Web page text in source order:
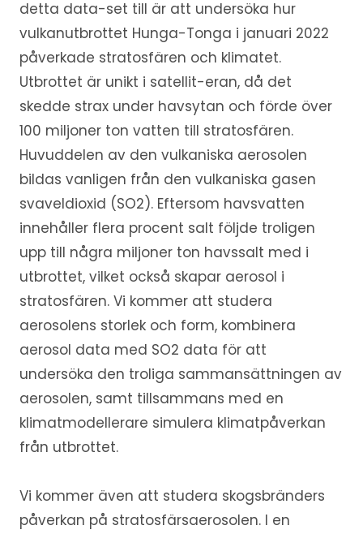
detta data-set till är att undersöka hur
vulkanutbrottet Hunga-Tonga i januari 2022
påverkade stratosfären och klimatet.
Utbrottet är unikt i satellit-eran, då det
skedde strax under havsytan och förde över
100 miljoner ton vatten till stratosfären.
Huvuddelen av den vulkaniska aerosolen
bildas vanligen från den vulkaniska gasen
svaveldioxid (SO2). Eftersom havsvatten
innehåller flera procent salt följde troligen
upp till några miljoner ton havssalt med i
utbrottet, vilket också skapar aerosol i
stratosfären. Vi kommer att studera
aerosolens storlek och form, kombinera
aerosol data med SO2 data för att
undersöka den troliga sammansättningen av
aerosolen, samt tillsammans med en
klimatmodellerare simulera klimatpåverkan
från utbrottet.
Vi kommer även att studera skogsbränders
påverkan på stratosfärsaerosolen. I en